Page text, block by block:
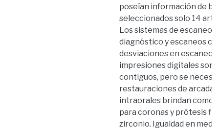
poseían información de
seleccionados solo 14
Los sistemas de escaneo
diagnóstico y escaneos
desviaciones en
impresiones digitales son
contiguos, pero se
restauraciones de arcada
intraorales brindan
para coronas y prótesis
zirconio. Igualdad en